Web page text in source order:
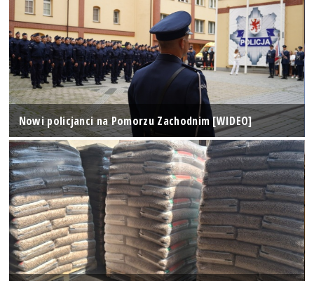
Nowi policjanci na Pomorzu Zachodnim [WIDEO]